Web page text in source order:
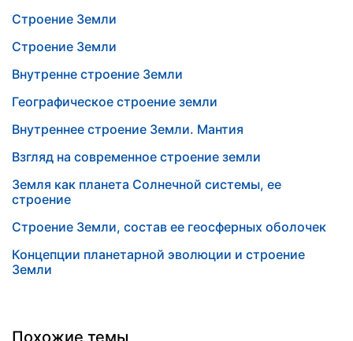
Строение Земли
Строение Земли
Внутренне строение Земли
Географическое строение земли
Внутреннее строение Земли. Мантия
Взгляд на современное строение земли
Земля как планета Солнечной системы, ее
строение
Строение Земли, состав ее геосферных оболочек
Концепции планетарной эволюции и строение
Земли
Похожие темы